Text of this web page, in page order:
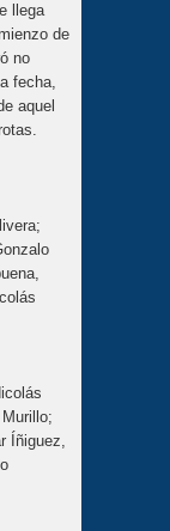
llega
de
no
fecha,
aquel
Íñiguez,